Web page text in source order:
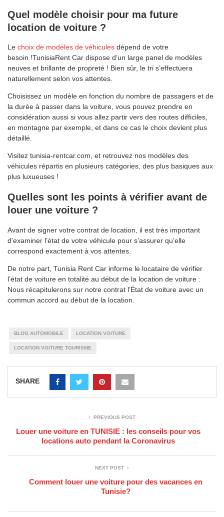
Quel modèle choisir pour ma future
location de voiture ?
Le choix de modèles de véhicules dépend de votre
besoin !TunisiaRent Car dispose d’un large panel de modèles
neuves et brillante de propreté ! Bien sûr, le tri s’effectuera
naturellement selon vos attentes.
Choisissez un modèle en fonction du nombre de passagers et de
la durée à passer dans la voiture, vous pouvez prendre en
considération aussi si vous allez partir vers des routes difficiles,
en montagne par exemple, et dans ce cas le choix devient plus
détaillé.
Visitez tunisia-rentcar.com, et retrouvez nos modèles des
véhicules répartis en plusieurs catégories, des plus basiques aux
plus luxueuses !
Quelles sont les points à vérifier avant de
louer une voiture ?
Avant de signer votre contrat de location, il est très important
d’examiner l’état de votre véhicule pour s’assurer qu’elle
correspond exactement à vos attentes.
De notre part, Tunisia Rent Car informe le locataire de vérifier
l’état de voiture en totalité au début de la location de voiture :
Nous récapitulerons sur notre contrat l’État de voiture avec un
commun accord au début de la location.
BLOG AUTOMOBILE LOCATION VOITURE
LOCATION VOITURE TOURISME
SHARE
PREVIOUS POST
Louer une voiture en TUNISIE : les conseils pour vos
locations auto pendant la Coronavirus
NEXT POST
Comment louer une voiture pour des vacances en
Tunisie?